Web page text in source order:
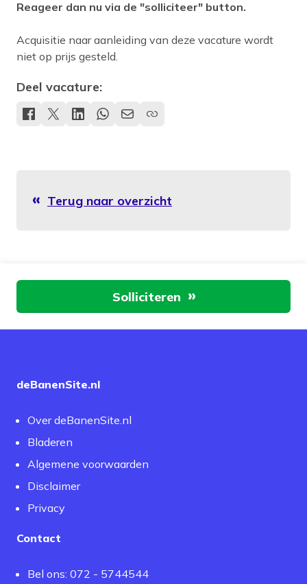
Reageer dan nu via de "solliciteer" button.
Acquisitie naar aanleiding van deze vacature wordt
niet op prijs gesteld.
Deel vacature:
Terug naar overzicht
Aan de slagSolliciteren
deBanenSite.nl
Over deBanenSite.nl
Bladeren
Algemene voorwaarden
Disclaimer
Privacy
Contact
Bel ons: 072 - 5744544